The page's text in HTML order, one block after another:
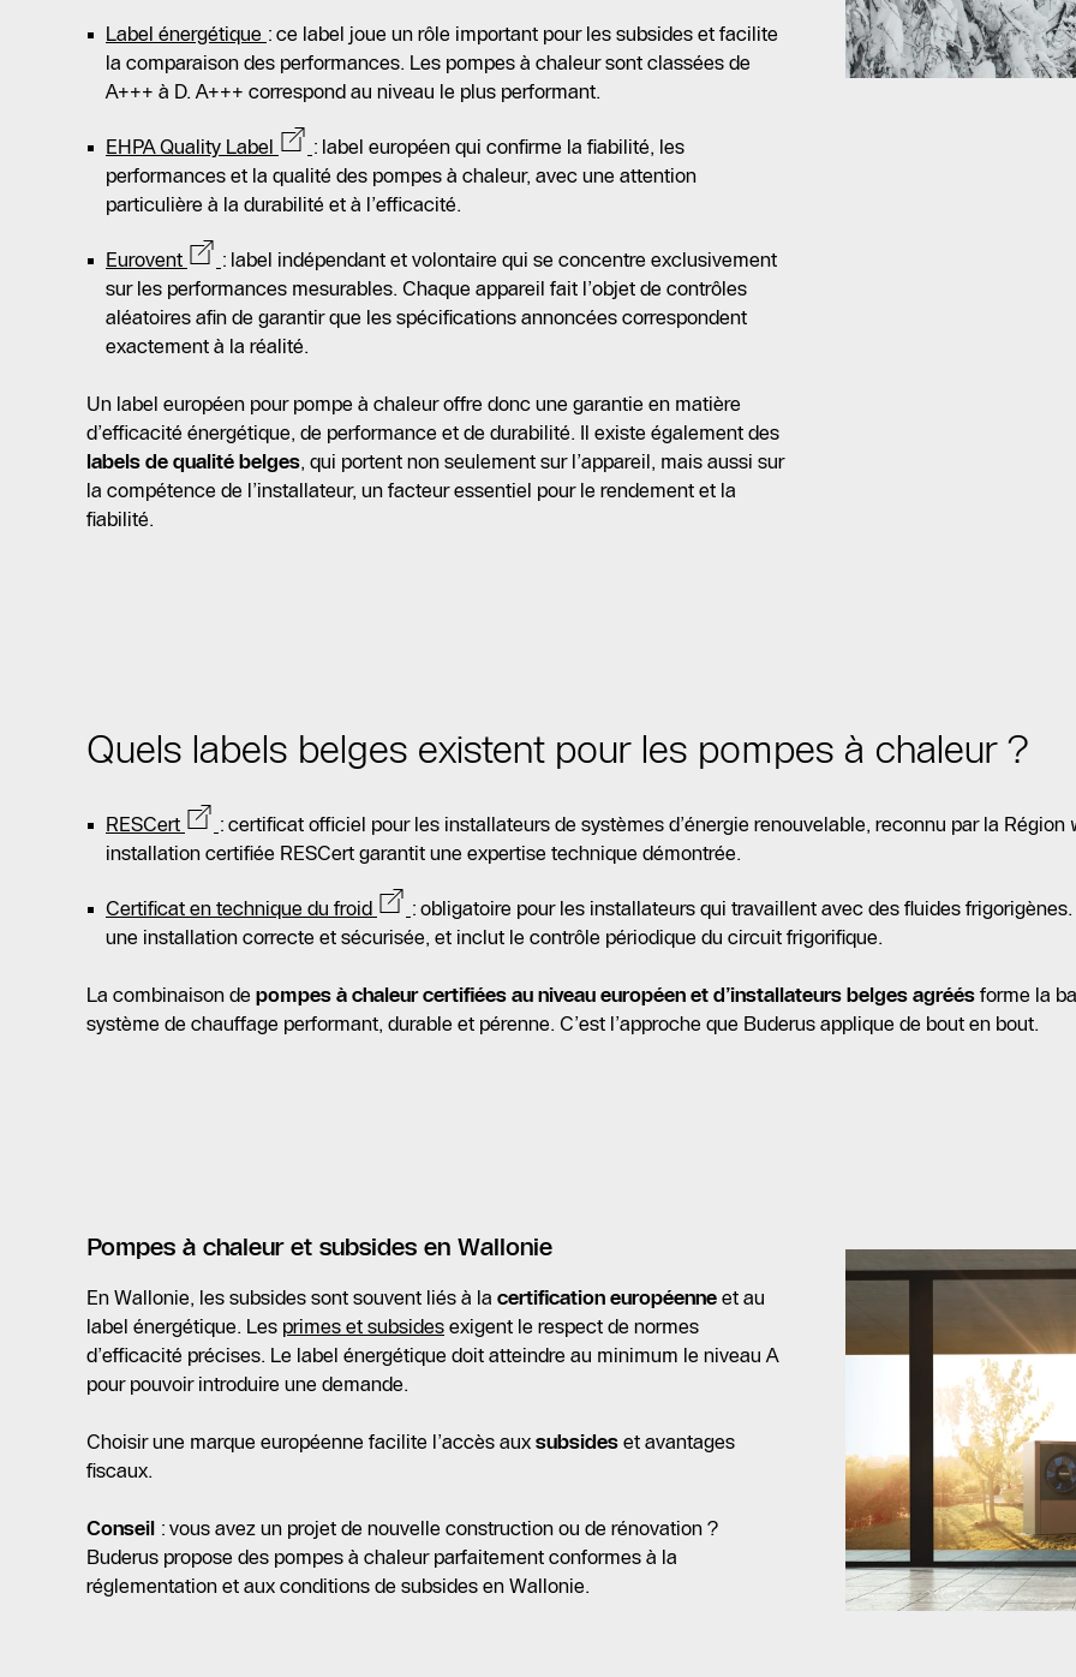
Label énergétique : ce label joue un rôle important pour les subsides et facilite
la comparaison des performances. Les pompes à chaleur sont classées de
A+++ à D. A+++ correspond au niveau le plus performant.
EHPA Quality Label
: label européen qui confirme la fiabilité, les
performances et la qualité des pompes à chaleur, avec une attention
particulière à la durabilité et à l’efficacité.
Eurovent
: label indépendant et volontaire qui se concentre exclusivement
sur les performances mesurables. Chaque appareil fait l’objet de contrôles
aléatoires afin de garantir que les spécifications annoncées correspondent
exactement à la réalité.
Un label européen pour pompe à chaleur offre donc une garantie en matière
d’efficacité énergétique, de performance et de durabilité. Il existe également des
labels de qualité belges, qui portent non seulement sur l’appareil, mais aussi sur
la compétence de l’installateur, un facteur essentiel pour le rendement et la
fiabilité.
Quels labels belges existent pour les pompes à chaleur ?
RESCert
: certificat officiel pour les installateurs de systèmes d’énergie renouvelable, reconnu par la Région
installation certifiée RESCert garantit une expertise technique démontrée.
Certificat en technique du froid
: obligatoire pour les installateurs qui travaillent avec des fluides
une installation correcte et sécurisée, et inclut le contrôle périodique du circuit frigorifique.
La combinaison de pompes à chaleur certifiées au niveau européen et d’installateurs belges agréés forme la
système de chauffage performant, durable et pérenne. C’est l’approche que Buderus applique de bout en bout.
Pompes à chaleur et subsides en Wallonie
En Wallonie, les subsides sont souvent liés à la certification européenne et au
label énergétique. Les primes et subsides exigent le respect de normes
d’efficacité précises. Le label énergétique doit atteindre au minimum le niveau A
pour pouvoir introduire une demande.
Choisir une marque européenne facilite l’accès aux subsides et avantages
fiscaux.
Conseil : vous avez un projet de nouvelle construction ou de rénovation ?
Buderus propose des pompes à chaleur parfaitement conformes à la
réglementation et aux conditions de subsides en Wallonie.